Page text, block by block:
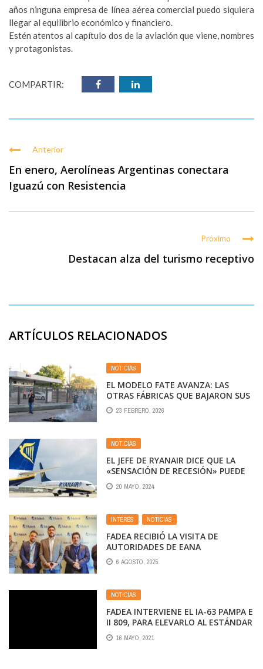
años ninguna empresa de línea aérea comercial puedo siquiera
llegar al equilibrio económico y financiero.
Estén atentos al capítulo dos de la aviación que viene, nombres
y protagonistas.
COMPARTIR:
Anterior
En enero, Aerolíneas Argentinas conectara
Iguazú con Resistencia
Próximo
Destacan alza del turismo receptivo
ARTÍCULOS RELACIONADOS
NOTICIAS
EL MODELO FATE AVANZA: LAS
OTRAS FÁBRICAS QUE BAJARON SUS
PERSIANAS
23 FEBRERO, 2026
NOTICIAS
EL JEFE DE RYANAIR DICE QUE LA
«SENSACIÓN DE RECESIÓN» PUEDE
ESTAR LIMITANDO EL AUMENTO DE
LOS PRECIOS DE LOS BILLETES DE
20 MAYO, 2024
INTERÉS NOTICIAS
FADEA RECIBIÓ LA VISITA DE
AUTORIDADES DE EANA
6 AGOSTO, 2025
NOTICIAS
FADEA INTERVIENE EL IA-63 PAMPA E
II 809, PARA ELEVARLO AL ESTÁNDAR
PAMPA III
16 MAYO, 2021